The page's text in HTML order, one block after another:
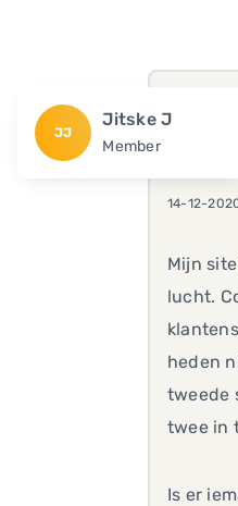
JJ
Jitske J
Member
14-12-
Mijn
lucht.
heden
tweede
twee in
Is er